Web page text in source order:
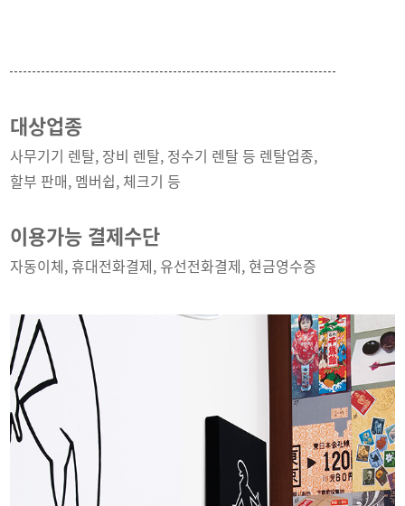
대상업종
사무기기 렌탈, 장비 렌탈, 정수기 렌탈 등 렌탈업종,
할부 판매, 멤버쉽, 체크기 등
이용가능 결제수단
자동이체, 휴대전화결제, 유선전화결제, 현금영수증